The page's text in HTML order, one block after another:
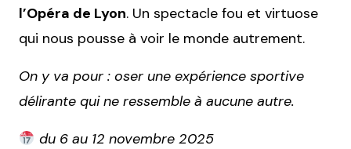
l’Opéra de Lyon. Un spectacle fou et virtuose
qui nous pousse à voir le monde autrement.
On y va pour : oser une expérience sportive
délirante qui ne ressemble à aucune autre.
du 6 au 12 novembre 2025